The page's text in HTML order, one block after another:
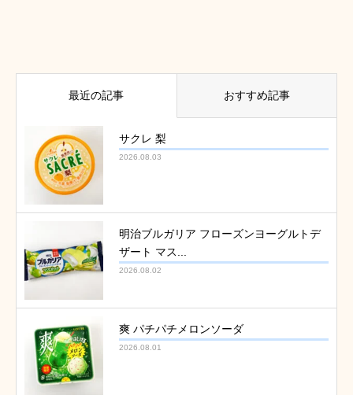
最近の記事 おすすめ記事
サクレ 梨
2026.08.03
明治ブルガリア フローズンヨーグルトデ
ザート マス...
2026.08.02
爽 パチパチメロンソーダ
2026.08.01